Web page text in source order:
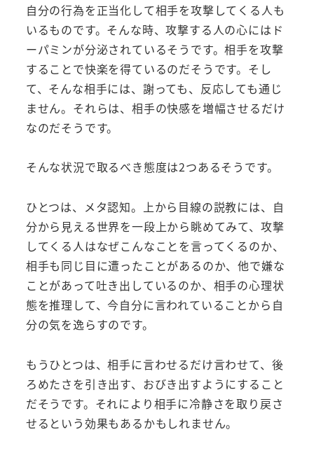
自分の行為を正当化して相手を攻撃してくる人も
いるものです。そんな時、攻撃する人の心にはド
ーパミンが分泌されているそうです。相手を攻撃
することで快楽を得ているのだそうです。そし
て、そんな相手には、謝っても、反応しても通じ
ません。それらは、相手の快感を増幅させるだけ
なのだそうです。
そんな状況で取るべき態度は2つあるそうです。
ひとつは、メタ認知。上から目線の説教には、自
分から見える世界を一段上から眺めてみて、攻撃
してくる人はなぜこんなことを言ってくるのか、
相手も同じ目に遭ったことがあるのか、他で嫌な
ことがあって吐き出しているのか、相手の心理状
態を推理して、今自分に言われていることから自
分の気を逸らすのです。
もうひとつは、相手に言わせるだけ言わせて、後
ろめたさを引き出す、おびき出すようにすること
だそうです。それにより相手に冷静さを取り戻さ
せるという効果もあるかもしれません。